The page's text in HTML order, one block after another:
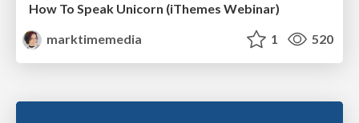
How To Speak Unicorn (iThemes Webinar)
marktimemedia
1 520